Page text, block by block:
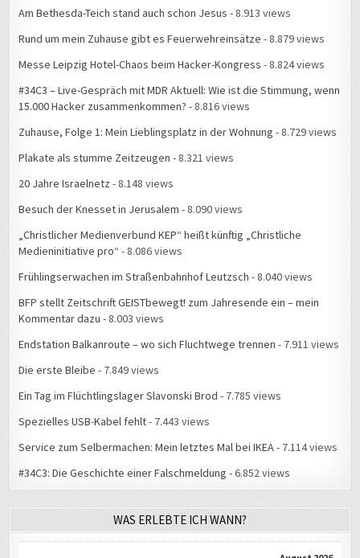
Am Bethesda-Teich stand auch schon Jesus - 8.913 views
Rund um mein Zuhause gibt es Feuerwehreinsätze - 8.879 views
Messe Leipzig Hotel-Chaos beim Hacker-Kongress - 8.824 views
#34C3 – Live-Gespräch mit MDR Aktuell: Wie ist die Stimmung, wenn
15.000 Hacker zusammenkommen? - 8.816 views
Zuhause, Folge 1: Mein Lieblingsplatz in der Wohnung - 8.729 views
Plakate als stumme Zeitzeugen - 8.321 views
20 Jahre Israelnetz - 8.148 views
Besuch der Knesset in Jerusalem - 8.090 views
„Christlicher Medienverbund KEP“ heißt künftig „Christliche
Medieninitiative pro“ - 8.086 views
Frühlingserwachen im Straßenbahnhof Leutzsch - 8.040 views
BFP stellt Zeitschrift GEISTbewegt! zum Jahresende ein – mein
Kommentar dazu - 8.003 views
Endstation Balkanroute – wo sich Fluchtwege trennen - 7.911 views
Die erste Bleibe - 7.849 views
Ein Tag im Flüchtlingslager Slavonski Brod - 7.785 views
Spezielles USB-Kabel fehlt- 7.443 views
Service zum Selbermachen: Mein letztes Mal bei IKEA- 7.114 views
#34C3: Die Geschichte einer Falschmeldung - 6.852 views
WAS ERLEBTE ICH WANN?